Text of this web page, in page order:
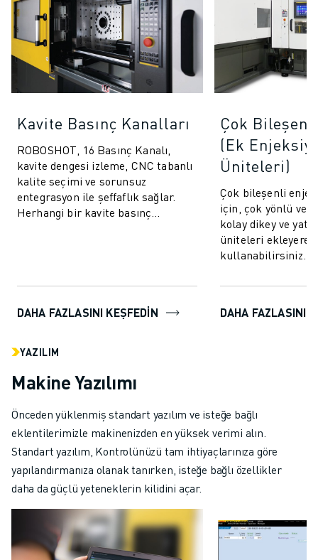
Kavite Basınç Kanalları
ROBOSHOT, 16 Basınç Kanalı,
kavite dengesi izleme, CNC tabanlı
kalite seçimi ve sorunsuz
entegrasyon ile şeffaflık sağlar.
Herhangi bir kavite basınç
DAHA FAZLASINI KEŞFEDIN
Çok
(Ek
Üniteleri)
Çok bileşenli
için, çok yönlü ve
kolay dikey ve
üniteleri ekleyerek
kullanabilirsiniz.
bileşen...
DAHA FAZLASINI
YAZILIM
Makine Yazılımı
Önceden yüklenmiş standart yazılım ve isteğe bağlı
eklentilerimizle makinenizden en yüksek verimi alın.
Standart yazılım, Kontrolünüzü tam ihtiyaçlarınıza göre
yapılandırmanıza olanak tanırken, isteğe bağlı özellikler
daha da güçlü yeteneklerin kilidini açar.